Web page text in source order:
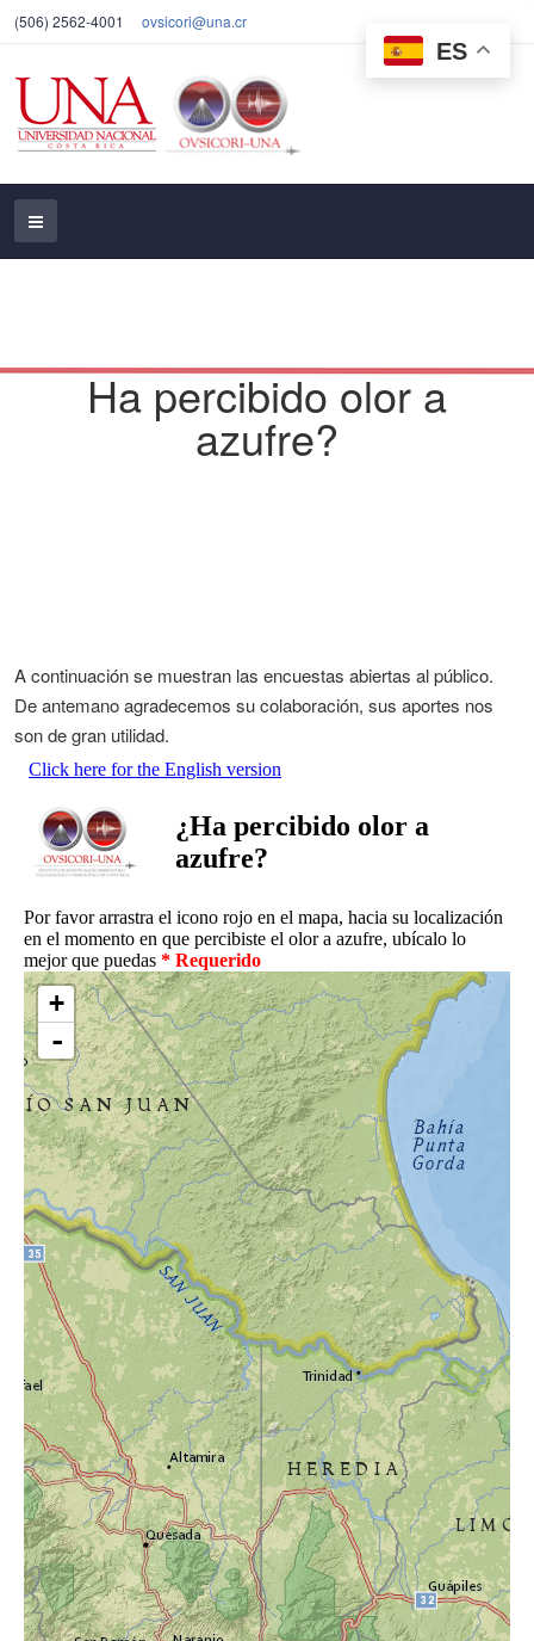
(506) 2562-4001 ovsicori@una.cr
ES
Ha percibido olor a
azufre?
A continuación se muestran las encuestas abiertas al público.
De antemano agradecemos su colaboración, sus aportes nos
son de gran utilidad.